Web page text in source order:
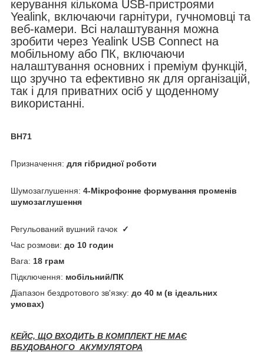
керування кількома USB-пристроями
Yealink, включаючи гарнітури, гучномовці та
веб-камери. Всі налаштування можна
зробити через Yealink USB Connect на
мобільному або ПК, включаючи
налаштування основних і преміум функцій,
що зручно та ефективно як для організацій,
так і для приватних осіб у щоденному
використанні.
BH71
Призначення: для гібридної роботи
Шумозаглушення: 4-Мікрофонне формування променів
шумозаглушення
Регульований вушний гачок
✓
Час розмови: до 10 годин
Вага: 18 грам
Підключення: мобільний/ПК
Діапазон бездротового зв'язку: до 40 м (в ідеальних
умовах)
КЕЙС, ЩО ВХОДИТЬ В КОМПЛЕКТ НЕ МАЄ
ВБУДОВАНОГО АКУМУЛЯТОРА